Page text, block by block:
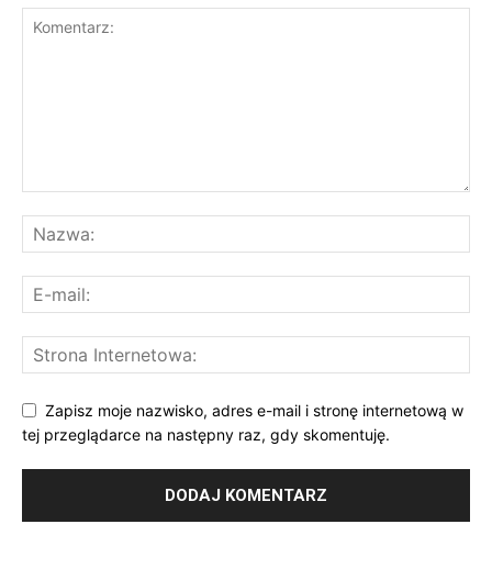
Zapisz moje nazwisko, adres e-mail i stronę internetową w
tej przeglądarce na następny raz, gdy skomentuję.